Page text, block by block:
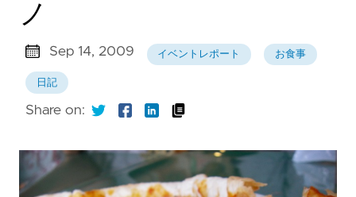
ノ
Sep 14, 2009 イベントレポート お食事
日記
Share on: